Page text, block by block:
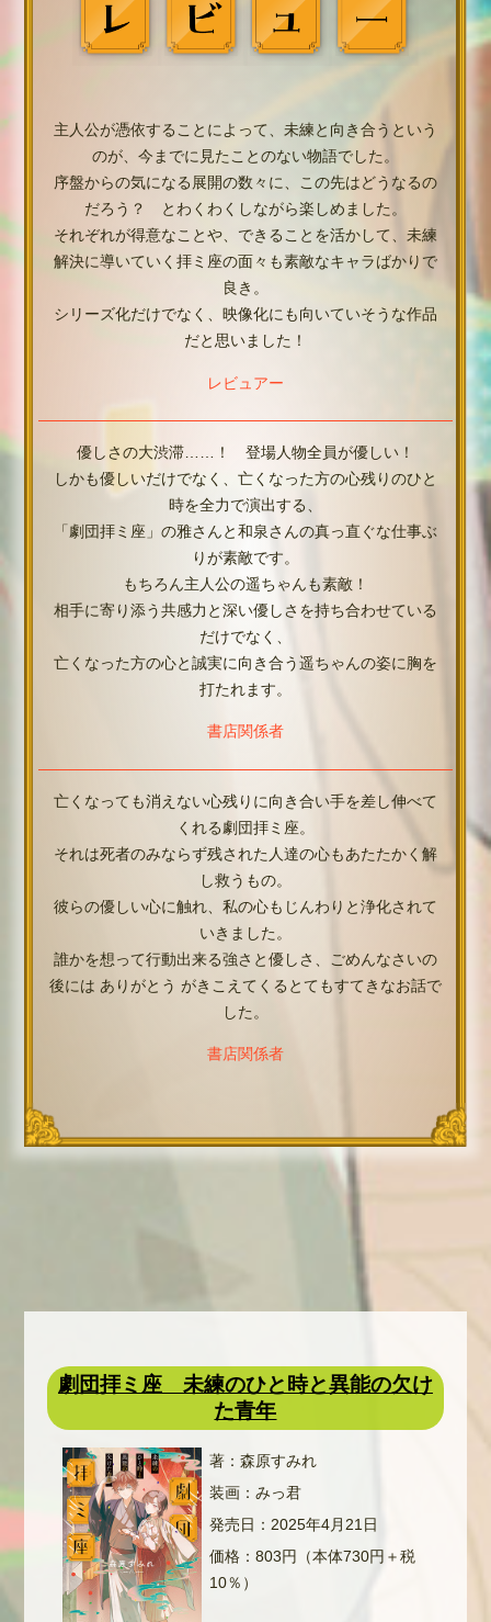
主人公が憑依することによって、未練と向き合うという
のが、今までに見たことのない物語でした。
序盤からの気になる展開の数々に、この先はどうなるの
だろう？ とわくわくしながら楽しめました。
それぞれが得意なことや、できることを活かして、未練
解決に導いていく拝ミ座の面々も素敵なキャラばかりで
良き。
シリーズ化だけでなく、映像化にも向いていそうな作品
だと思いました！
レビュアー
優しさの大渋滞……！ 登場人物全員が優しい！
しかも優しいだけでなく、亡くなった方の心残りのひと
時を全力で演出する、
「劇団拝ミ座」の雅さんと和泉さんの真っ直ぐな仕事ぶ
りが素敵です。
もちろん主人公の遥ちゃんも素敵！
相手に寄り添う共感力と深い優しさを持ち合わせている
だけでなく、
亡くなった方の心と誠実に向き合う遥ちゃんの姿に胸を
打たれます。
書店関係者
亡くなっても消えない心残りに向き合い手を差し伸べて
くれる劇団拝ミ座。
それは死者のみならず残された人達の心もあたたかく解
し救うもの。
彼らの優しい心に触れ、私の心もじんわりと浄化されて
いきました。
誰かを想って行動出来る強さと優しさ、ごめんなさいの
後には ありがとう がきこえてくるとてもすてきなお話で
した。
書店関係者
劇団拝ミ座 未練のひと時と異能の欠け
た青年
著：森原すみれ
装画：みっ君
発売日：2025年4月21日
価格：803円（本体730円＋税
10％）